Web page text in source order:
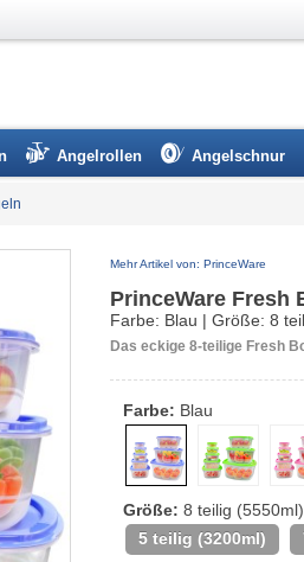
Angelrollen Angelschnur
Mehr Artikel von: PrinceWare
PrinceWare Fresh
Farbe: Blau | Größe: 8
Das eckige 8-teilige Fresh
Farbe: Blau
Größe: 8 teilig (5550ml)
5 teilig (3200ml)